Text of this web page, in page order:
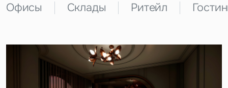
Офисы Склады Ритейл
Предложение
Это обязательное поле